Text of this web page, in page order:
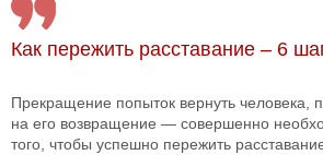
Как пережить расставание – 6
Прекращение попыток вернуть человека,
на его возвращение — совершенно
того, чтобы успешно пережить